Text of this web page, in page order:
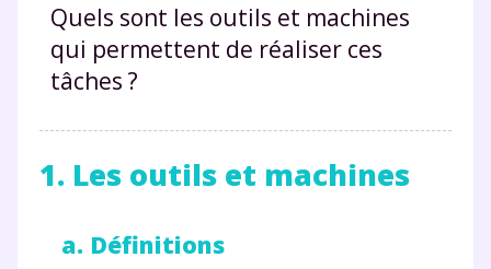
Quels sont les outils et machines
qui permettent de réaliser ces
tâches ?
1. Les outils et machines
a. Définitions